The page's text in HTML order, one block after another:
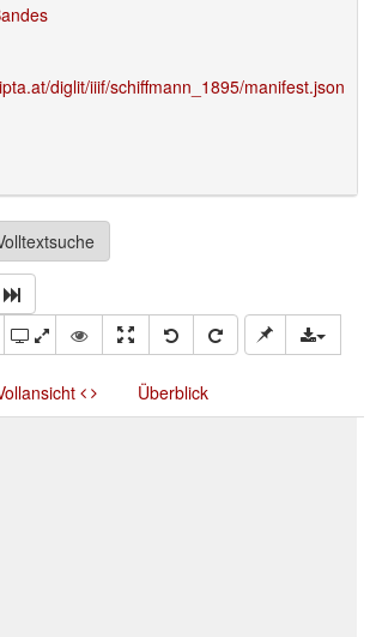
diglit/iiif/schiffmann_1895/manifest.json
Überblick